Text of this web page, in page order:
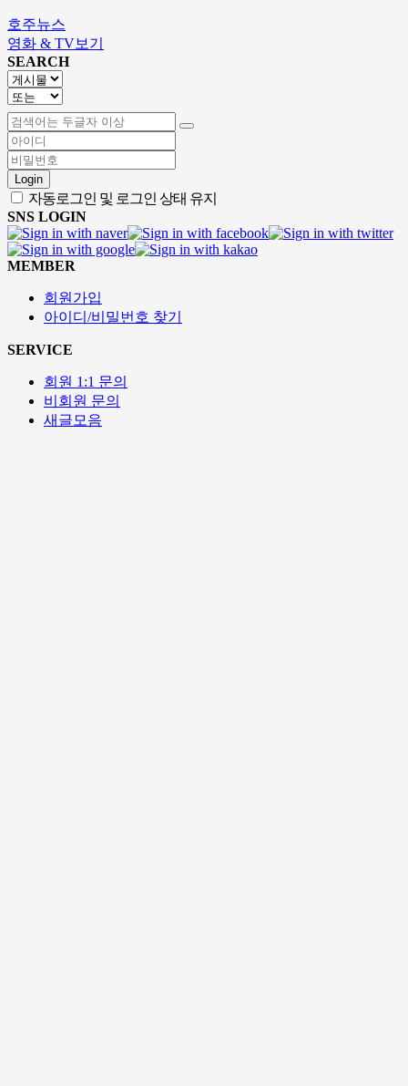
호주뉴스
영화 & TV보기
SEARCH
Login
자동로그인 및 로그인 상태 유지
SNS LOGIN
MEMBER
회원가입
아이디/비밀번호 찾기
SERVICE
회원 1:1 문의
비회원 문의
새글모음